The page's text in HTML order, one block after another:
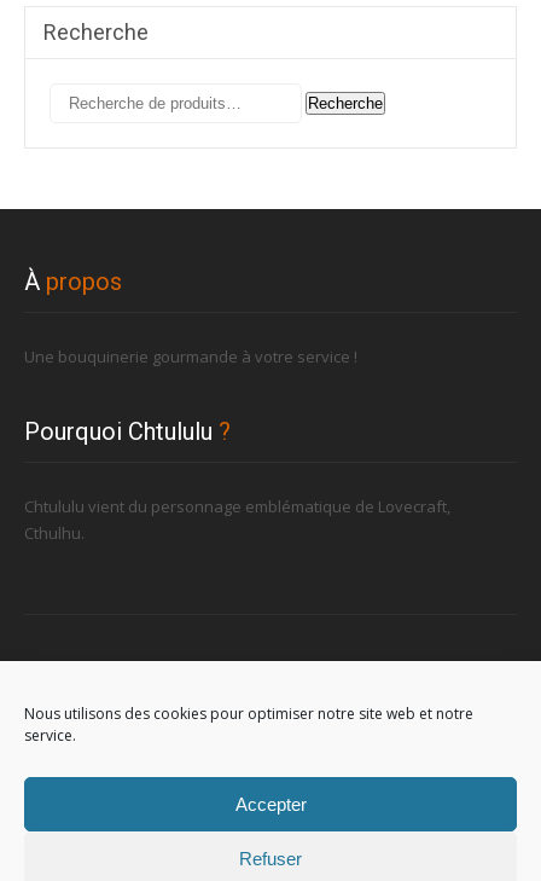
Nous utilisons des cookies pour optimiser notre site web et notre
service.
Accepter
Refuser
Recherche
Recherche
Recherche
À propos
Une bouquinerie gourmande à votre service !
Pourquoi Chtululu ?
Chtululu vient du personnage emblématique de Lovecraft,
Cthulhu.